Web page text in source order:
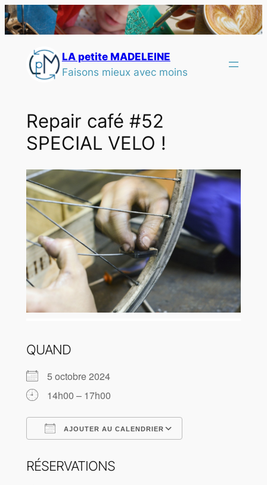
LA petite MADELEINE
Faisons mieux avec moins
Repair café #52
SPECIAL VELO !
QUAND
5 octobre 2024
14h00 – 17h00
AJOUTER AU CALENDRIER
RÉSERVATIONS